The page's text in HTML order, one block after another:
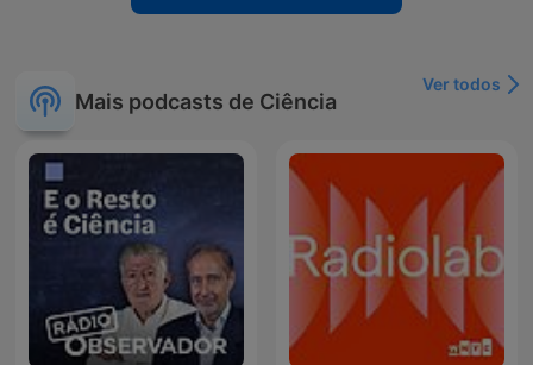
Mais podcasts de Ciência
Ver todos